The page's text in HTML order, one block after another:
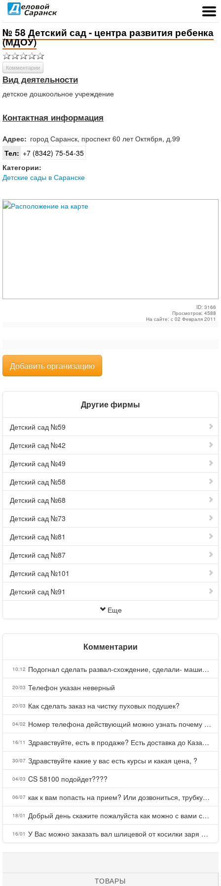
№ 58 Детский сад - центра развития ребенка
(МДОУ)
Комментарии
Вид деятельности
детское дошкоольное учреждение
Контактная информация
Адрес: город Саранск, проспект 60 лет Октября, д.99
Тел: +7 (8342) 75-54-35
Категории:
Детские сады в Саранске
ID: 3166
Просмотров: 4588
На сайте: с 02 Февраля 2011
Добавить организацию
Другие фирмы
Детский сад №59
Детский сад №42
Детский сад №49
Детский сад №58
Детский сад №68
Детский сад №73
Детский сад №81
Детский сад №87
Детский сад №101
Детский сад №91
Еще
Комментарии
10:12 Подогнал сделать развал-схождение, сделали- машина уходит на право и колеса проверил все хорошо с атмосферами ужас как можно делать авто, не ужели не берегут свою репутацию, не советую.
20/03 Телефон указан неверный
20/03 Как сделать заказ на чистку пуховых подушек?
04/02 Номер телефона действующий можно узнать почему номер неправельный
16/11 Здравствуйте, есть в продаже? Есть доставка до Казани?
30/07 Здравствуйте какие у вас есть курсы и какая цена, ?
04/03 CS 58100 подойдет????
06/07 как к вам попасть на прием? Или дозвониться, трубку не берете.
18/01 Добрый день скажите пожалуйста как можно с вами связаться . Телефон не отвечает .Заказала кухню в тц Хороший есть претензии а менеджер контактов не дает .Что делать?
16/01 У Вас можно заказать вал шлицевой от косилки заря для мтз, который соединяет мотоблок с косилкой.?
ТОВАРЫ